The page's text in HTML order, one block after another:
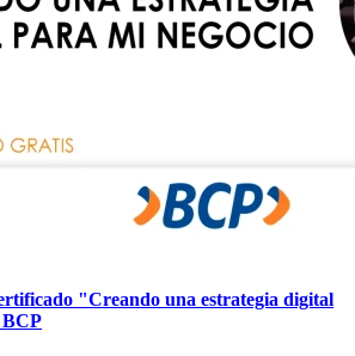
"Creando una estrategia digital